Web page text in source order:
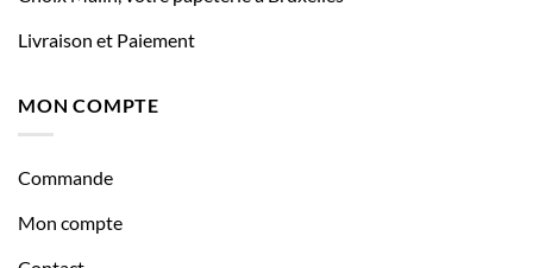
Livraison et Paiement
MON COMPTE
Commande
Mon compte